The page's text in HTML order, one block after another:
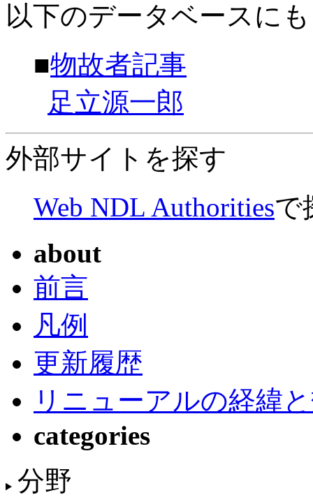
以下のデータベースに
■物故者記事
足立源一郎
外部サイトを探す
Web NDL Authoritiesで
about
前言
凡例
更新履歴
リニューアルの経緯
categories
分野